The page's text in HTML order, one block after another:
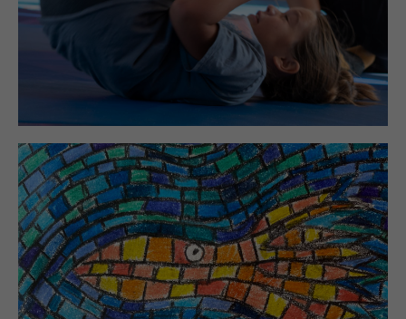
Elisenhain
PROJEKTE